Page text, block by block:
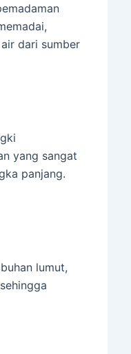
dari sumber
yang sangat
panjang.
lumut,